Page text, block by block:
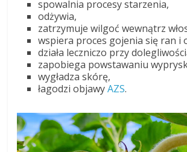
spowalnia procesy starzenia,
odżywia,
zatrzymuje wilgoć wewnątrz
wspiera proces gojenia się ran i
działa leczniczo przy
zapobiega powstawaniu
wygładza skórę,
łagodzi objawyAZS.